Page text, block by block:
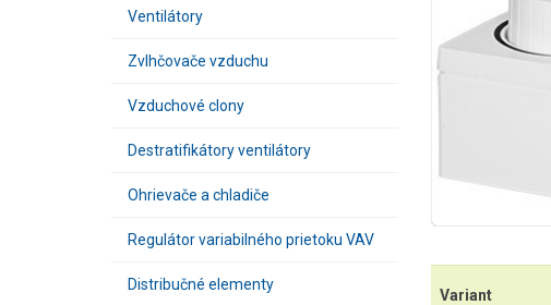
Ventilátory
Zvlhčovače vzduchu
Vzduchové clony
Destratifikátory ventilátory
Ohrievače a chladiče
Regulátor variabilného prietoku VAV
Distribučné elementy
Variant